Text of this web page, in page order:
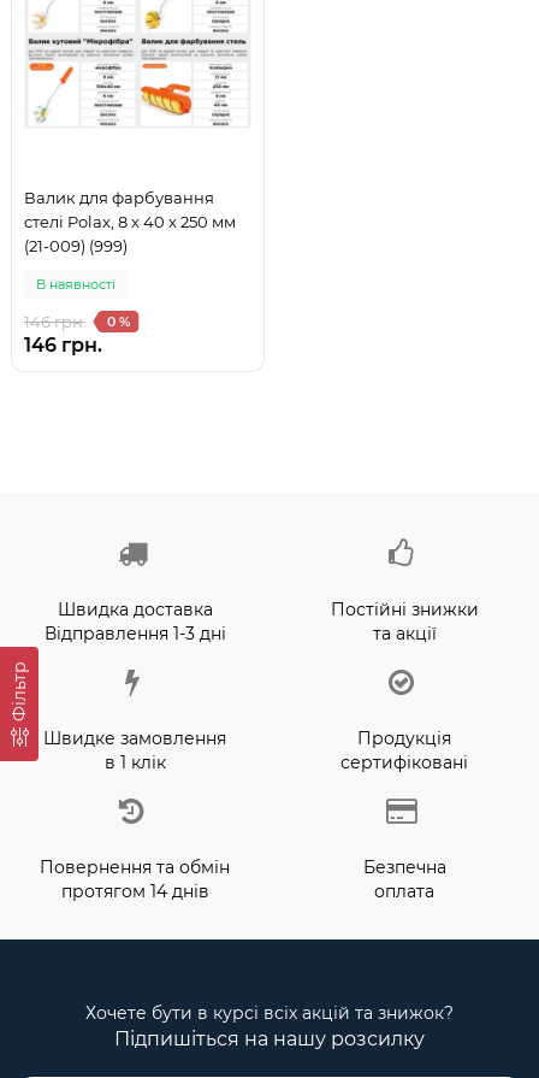
Фільтр
Валик для фарбування
стелі Polax, 8 х 40 х 250 мм
(21-009) (999)
В наявностi
146 грн. 0 %
146 грн.
Швидка доставка
Відправлення 1-3 дні
Постійні знижки
та акції
Швидке замовлення
в 1 клік
Продукція
сертифіковані
Повернення та обмін
протягом 14 днів
Безпечна
оплата
Хочете бути в курсі всіх акцій та знижок?
Підпишіться на нашу розсилку